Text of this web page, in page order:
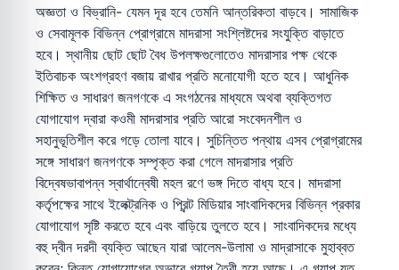
অজ্ঞতা ও বিভ্রানি- যেমন দূর হবে তেমনি আন্তরিকতা বাড়বে। সামাজিক
ও সেবামূলক বিভিন্ন প্রোগ্রামে মাদরাসা সংশ্লিষ্টদের সংযুক্তি বাড়াতে
হবে। স্থানীয় ছোট ছোট বৈধ উপলক্ষগুলোতেও মাদরাসার পক্ষ থেকে
ইতিবাচক অংশগ্রহণ বজায় রাখার প্রতি মনোযোগী হতে হবে। আধুনিক
শিক্ষিত ও সাধারণ জনগণকে এ সংগঠনের মাধ্যমে অথবা ব্যক্তিগত
যোগাযোগ দ্বারা কওমী মাদরাসার প্রতি আরো সংবেদনশীল ও
সহানুভূতিশীল করে গড়ে তোলা যাবে। সুচিন্তিত পন্থায় এসব প্রোগ্রামের
সঙ্গে সাধারণ জনগণকে সম্পৃক্ত করা গেলে মাদরাসার প্রতি
বিদ্বেষভাবাপন্ন স্বার্থান্বেষী মহল রণে ভঙ্গ দিতে বাধ্য হবে। মাদরাসা
কর্তৃপক্ষের সাথে ইলেক্ট্রনিক ও প্রিন্ট মিডিয়ার সাংবাদিকদের বিভিন্ন প্রকার
যোগাযোগ সৃষ্টি করতে হবে এবং বাড়িয়ে তুলতে হবে। সাংবাদিকদের মধ্যে
বহু দ্বীন দরদী ব্যক্তি আছেন যারা আলেম-উলামা ও মাদ্রাসাকে মুহাব্বত